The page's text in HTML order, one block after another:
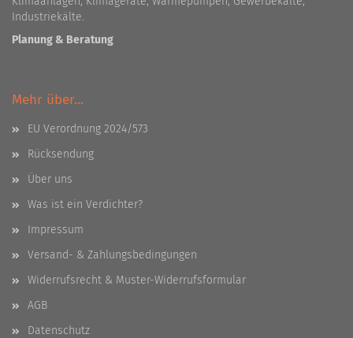
Industriekälte.
Planung & Beratung
Mehr über...
EU Verordnung 2024/573
Rücksendung
Über uns
Was ist ein Verdichter?
Impressum
Versand- & Zahlungsbedingungen
Widerrufsrecht & Muster-Widerrufsformular
AGB
Datenschutz